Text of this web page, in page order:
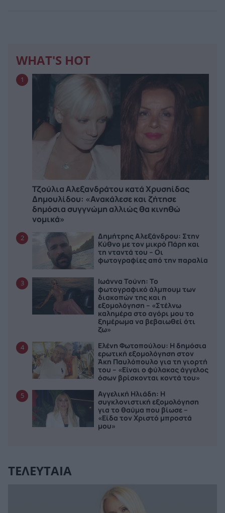
WHAT'S HOT
1
Τζούλια Αλεξανδράτου κατά Χρυσηίδας
Δημουλίδου: «Ανακάλεσε και ζήτησε
δημόσια συγγνώμη αλλιώς θα κινηθώ
νομικά»
2
Δημήτρης Αλεξάνδρου: Στην
Κύθνο με τον μικρό Πάρη και
τη νταντά του – Οι
φωτογραφίες από την παραλία
3
Ιωάννα Τούνη: Το
φωτογραφικό άλμπουμ των
διακοπών της και η
εξομολόγηση – «Στέλνω
καλημέρα στο αγόρι μου το
ξημέρωμα να βεβαιωθεί ότι
ζω»
4
Ελένη Φωτοπούλου: Η δημόσια
ερωτική εξομολόγηση στον
Άκη Παυλόπουλο για τη γιορτή
του – «Είναι ο φύλακας άγγελος
όσων βρίσκονται κοντά του»
5
Αγγελική Ηλιάδη: Η
συγκλονιστική εξομολόγηση
για το θαύμα που βίωσε –
«Είδα τον Χριστό μπροστά
μου»
ΤΕΛΕΥΤΑΙΑ